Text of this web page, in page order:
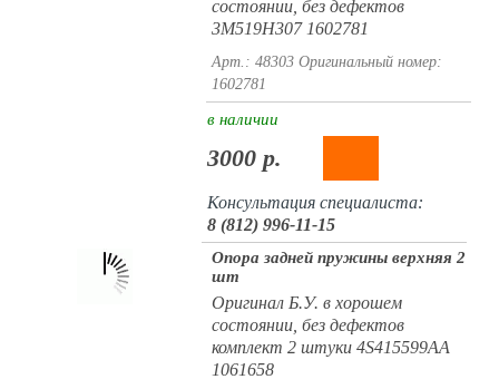
состоянии, без дефектов
3M519H307 1602781
Арт.: 48303 Оригинальный номер:
1602781
в наличии
3000 р.
Консультация специалиста:
8 (812) 996-11-15
Опора задней пружины верхняя 2
шт
Оригинал Б.У. в хорошем
состоянии, без дефектов
комплект 2 штуки 4S415599AA
1061658